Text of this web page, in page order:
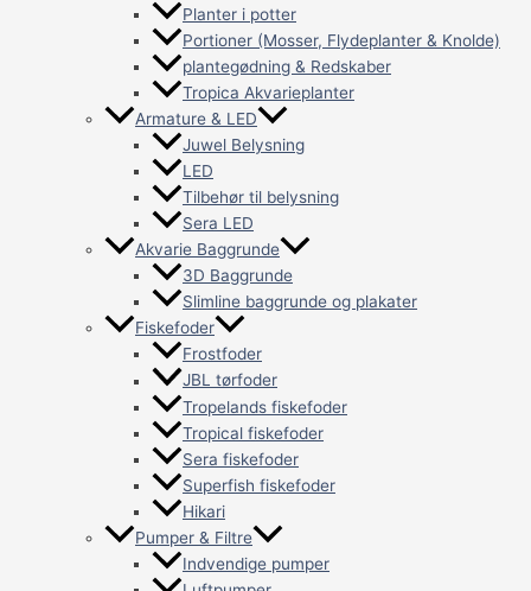
Planter i potter
Portioner (Mosser, Flydeplanter & Knolde)
plantegødning & Redskaber
Tropica Akvarieplanter
Armature & LED
Juwel Belysning
LED
Tilbehør til belysning
Sera LED
Akvarie Baggrunde
3D Baggrunde
Slimline baggrunde og plakater
Fiskefoder
Frostfoder
JBL tørfoder
Tropelands fiskefoder
Tropical fiskefoder
Sera fiskefoder
Superfish fiskefoder
Hikari
Pumper & Filtre
Indvendige pumper